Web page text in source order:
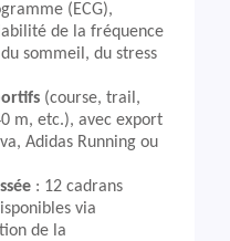
(ECG),
de la fréquence
sommeil, du stress
(course, trail,
m, etc.), avec export
Adidas Running ou
: 12 cadrans
via
de la